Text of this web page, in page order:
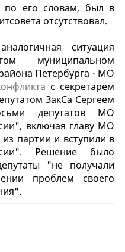
по его словам, был в
отсутствовал.
ситуация
муниципальном
Петербурга - МО
с секретарем
ЗакСа Сергеем
депутатов МО
включая главу МО
партии и вступили в
Решение было
"не получали
проблем своего